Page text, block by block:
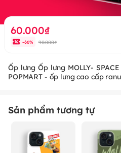
60.000₫
-66% 90.000₫
Ốp lưng Ốp lưng MOLLY-
POPMART - ốp lưng cao cấp
Sản phẩm tương tự